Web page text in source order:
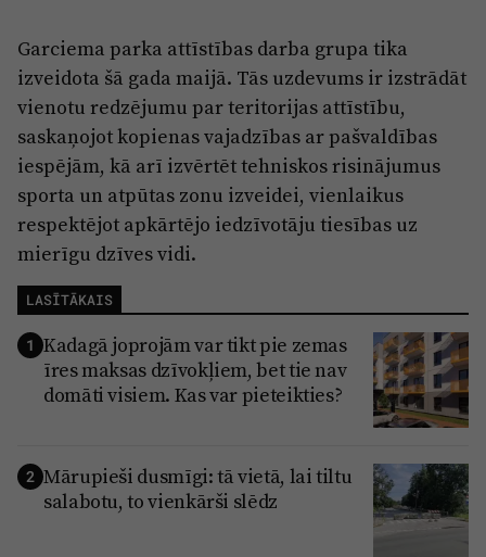
Garciema parka attīstības darba grupa tika
izveidota šā gada maijā. Tās uzdevums ir izstrādāt
vienotu redzējumu par teritorijas attīstību,
saskaņojot kopienas vajadzības ar pašvaldības
iespējām, kā arī izvērtēt tehniskos risinājumus
sporta un atpūtas zonu izveidei, vienlaikus
respektējot apkārtējo iedzīvotāju tiesības uz
mierīgu dzīves vidi.
LASĪTĀKAIS
1 Kadagā joprojām var tikt pie zemas
īres maksas dzīvokļiem, bet tie nav
domāti visiem. Kas var pieteikties?
2 Mārupieši dusmīgi: tā vietā, lai tiltu
salabotu, to vienkārši slēdz